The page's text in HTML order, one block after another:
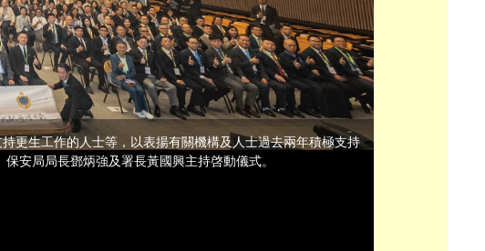
更生工作的人士等，以表揚有關機構及人士過去兩年積極支持
安局局長鄧炳強及署長黃國興主持啓動儀式。